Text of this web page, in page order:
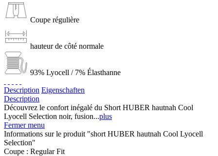
Coupe régulière
hauteur de côté normale
93% Lyocell / 7% Élasthanne
Description Eigenschaften
Description
Découvrez le confort inégalé du Short HUBER hautnah Cool
Lyocell Selection noir, fusion...plus
Fermer menu
Informations sur le produit "short HUBER hautnah Cool Lyocell
Selection"
Coupe : Regular Fit